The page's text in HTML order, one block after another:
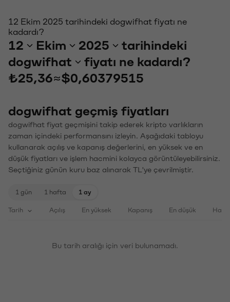
12 Ekim 2025 tarihindeki dogwifhat fiyatı ne
kadardı?
12 Ekim 2025
tarihindeki
dogwifhat
fiyatı ne kadardı?
₺25,36≈$0,60379515
dogwifhat geçmiş fiyatları
dogwifhat fiyat geçmişini takip ederek kripto varlıkların
zaman içindeki performansını izleyin. Aşağıdaki tabloyu
kullanarak açılış ve kapanış değerlerini, en yüksek ve en
düşük fiyatları ve işlem hacmini kolayca görüntüleyebilirsiniz.
Seçtiğiniz günün kuru baz alınarak TL'ye çevrilmiştir.
1 gün 1 hafta 1 ay
Tarih Açılış En yüksek Kapanış En düşük
Bu tarih aralığı için veri bulunamadı.